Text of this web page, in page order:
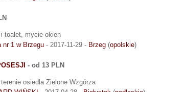
toalet, mycie okien
nr 1 w Brzegu - 2017-11-29 - Brzeg (opolskie)
- od 13 PLN
osiedla Zielone Wzgórza